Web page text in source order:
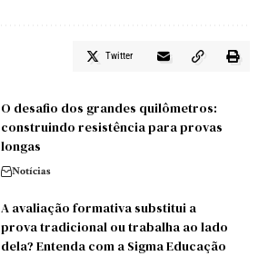
Twitter
O desafio dos grandes quilômetros:
construindo resistência para provas
longas
Notícias
A avaliação formativa substitui a
prova tradicional ou trabalha ao lado
dela? Entenda com a Sigma Educação